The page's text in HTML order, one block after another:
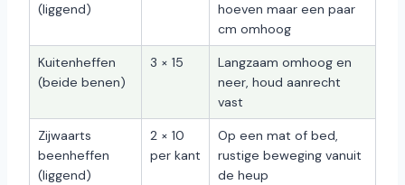
(liggend)
hoeven maar een paar
cm omhoog
Kuitenheffen
(beide benen)
3 × 15
Langzaam omhoog en
neer, houd aanrecht
vast
Zijwaarts
beenheffen
(liggend)
2 × 10
per kant
Op een mat of bed,
rustige beweging vanuit
de heup